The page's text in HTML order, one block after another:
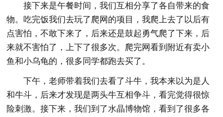
接下来是午餐时间，我们互相分享了各自带来的食
物。吃完饭我们去玩了爬网的项目，我爬上去了以后有
点害怕，不敢下来了，后来还是鼓起勇气爬了下来，后
来就不害怕了，上下了很多次。爬完网看到附近有卖小
鱼和小乌龟的，很多同学都跑去买了。
下午，老师带着我们去看了斗牛，我本来以为是人
和牛斗，后来才发现是两头牛互相争斗，看完觉得很惊
险刺激。接下来，我们到了水晶博物馆，看到了很多各